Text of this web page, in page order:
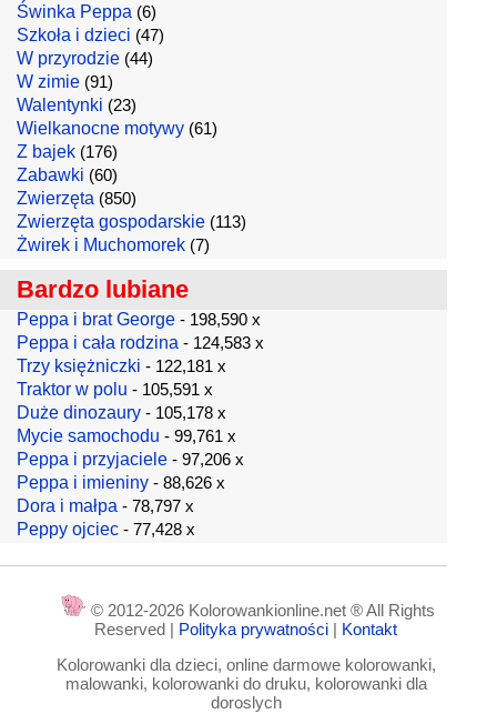
Świnka Peppa (6)
Szkoła i dzieci (47)
W przyrodzie (44)
W zimie (91)
Walentynki (23)
Wielkanocne motywy (61)
Z bajek (176)
Zabawki (60)
Zwierzęta (850)
Zwierzęta gospodarskie (113)
Żwirek i Muchomorek (7)
Bardzo lubiane
Peppa i brat George - 198,590 x
Peppa i cała rodzina - 124,583 x
Trzy księżniczki - 122,181 x
Traktor w polu - 105,591 x
Duże dinozaury - 105,178 x
Mycie samochodu - 99,761 x
Peppa i przyjaciele - 97,206 x
Peppa i imieniny - 88,626 x
Dora i małpa - 78,797 x
Peppy ojciec - 77,428 x
© 2012-2026 Kolorowankionline.net ® All Rights
Reserved | Polityka prywatności | Kontakt
Kolorowanki dla dzieci, online darmowe kolorowanki,
malowanki, kolorowanki do druku, kolorowanki dla
doroslych